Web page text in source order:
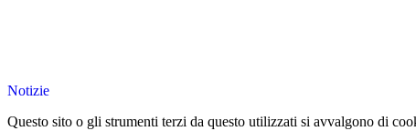
Notizie
Questo sito o gli strumenti terzi da questo utilizzati si avvalgono di